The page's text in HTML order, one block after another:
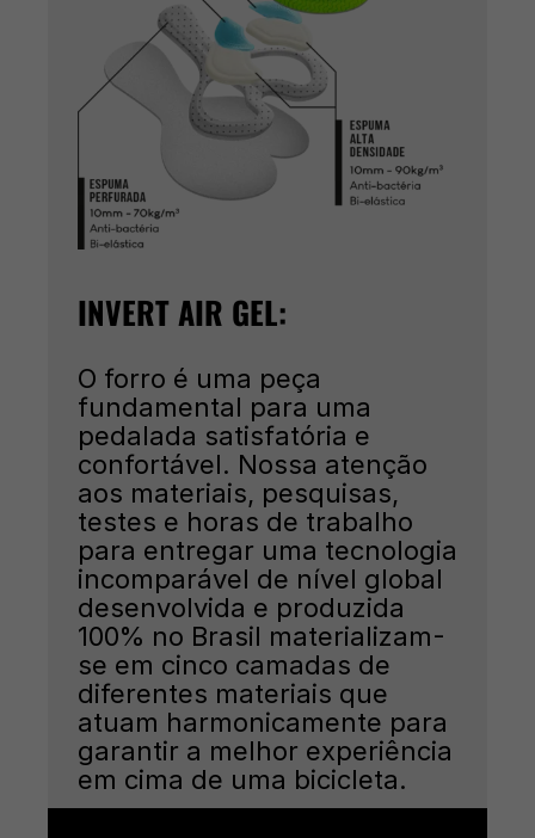
INVERT AIR GEL:
O forro é uma peça
fundamental para uma
pedalada satisfatória e
confortável. Nossa atenção
aos materiais, pesquisas,
testes e horas de trabalho
para entregar uma tecnologia
incomparável de nível global
desenvolvida e produzida
100% no Brasil materializam-
se em cinco camadas de
diferentes materiais que
atuam harmonicamente para
garantir a melhor experiência
em cima de uma bicicleta.